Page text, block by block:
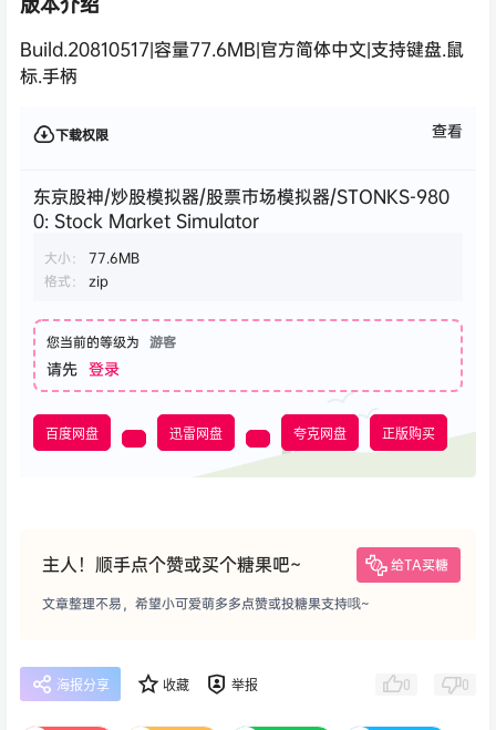
Build.20810517|容量77.6MB|官方简体中文|支持键盘.鼠
标.手柄
下载权限 查看
东京股神/炒股模拟器/股票市场模拟器/STONKS-980
0: Stock Market Simulator
大小：
77.6MB
格式：
zip
您当前的等级为 游客
请先 登录
百度网盘 迅雷网盘 夸克网盘 正版购买
主人！顺手点个赞或买个糖果吧~ 给TA买糖
文章整理不易，希望小可爱萌多多点赞或投糖果支持哦~
海报分享 收藏 举报 0 0